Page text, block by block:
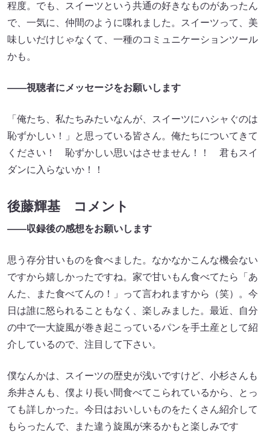
程度。でも、スイーツという共通の好きなものがあったん
で、一気に、仲間のように喋れました。スイーツって、美
味しいだけじゃなくて、一種のコミュニケーションツール
かも。
――視聴者にメッセージをお願いします
「俺たち、私たちみたいなんが、スイーツにハシャぐのは
恥ずかしい！」と思っている皆さん。俺たちについてきて
ください！ 恥ずかしい思いはさせません！！ 君もスイ
ダンに入らないか！！
後藤輝基 コメント
――収録後の感想をお願いします
思う存分甘いものを食べました。なかなかこんな機会ない
ですから嬉しかったですね。家で甘いもん食べてたら「あ
んた、また食べてんの！」って言われますから（笑）。今
日は誰に怒られることもなく、楽しみました。最近、自分
の中で一大旋風が巻き起こっているパンを手土産として紹
介しているので、注目して下さい。
僕なんかは、スイーツの歴史が浅いですけど、小杉さんも
糸井さんも、僕より長い間食べてこられているから、とっ
ても詳しかった。今日はおいしいものをたくさん紹介して
もらったんで、また違う旋風が来るかもと楽しみです